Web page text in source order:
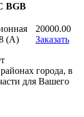
BGB
(A)
20000.00
Заказать
города, в
для Вашего